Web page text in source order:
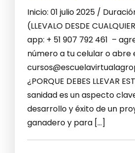
Inicio: 01 julio 2025 /
(LLEVALO DESDE
app: + 51 907 792 461 –
número a tu celular o abre
¿PORQUE DEBES LLEVAR
sanidad es un aspecto
desarrollo y éxito de un
ganadero y para […]